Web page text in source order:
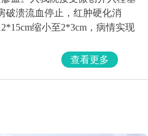
破溃流血停止，红肿硬化消
缩小至2*3cm，病情实现
查看更多